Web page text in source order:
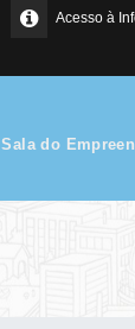
Acesso à
Sala do